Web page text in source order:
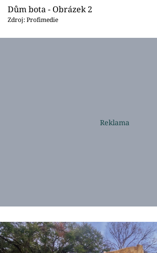
Dům bota - Obrázek 2
Zdroj: Profimedie